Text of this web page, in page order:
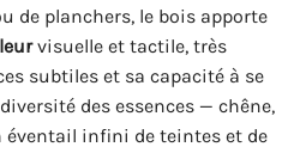
de planchers, le bois apporte
visuelle et tactile, très
subtiles et sa capacité à se
des essences — chêne,
éventail infini de teintes et de